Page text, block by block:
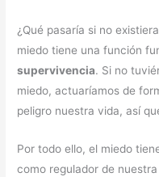
¿Qué pasaría si no
miedo tiene una función
supervivencia. Si no
miedo, actuaríamos de
peligro nuestra vida, así
Por todo ello, el miedo
como regulador de